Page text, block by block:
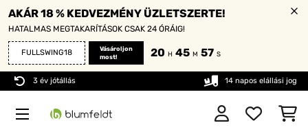
AKÁR 18 % KEDVEZMÉNY ÜZLETSZERTE!
HATALMAS MEGTAKARÍTÁSOK CSAK 24 ÓRÁIG!
FULLSWING18
Vásároljon
most!
20 H 45 M 55 S
3 év jótállás 14 napos elállási jog